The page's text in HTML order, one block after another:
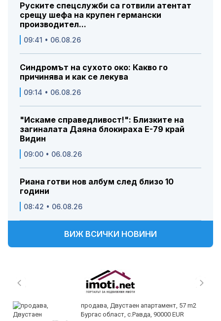
Руските спецслужби са готвили атентат
срещу шефа на крупен германски
производител...
09:41 • 06.08.26
Синдромът на сухото око: Какво го
причинява и как се лекува
09:14 • 06.08.26
"Искаме справедливост!": Близките на
загиналата Даяна блокираха Е-79 край
Видин
09:00 • 06.08.26
Риана готви нов албум след близо 10
години
08:42 • 06.08.26
ВИЖ ВСИЧКИ НОВИНИ
продава, Двустаен апартамент, 57 m2
Бургас област, с.Равда, 90000 EUR